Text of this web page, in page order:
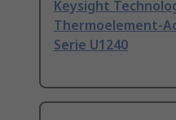
Keysight
Thermoelement-
Serie U1240